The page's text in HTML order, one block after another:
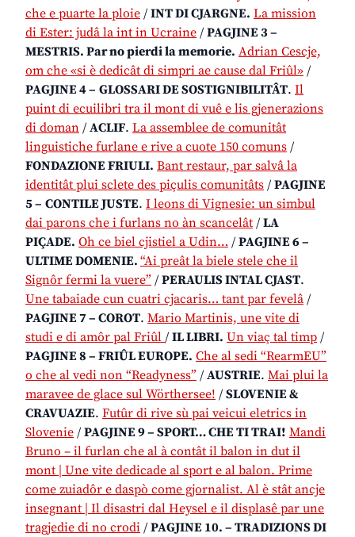
che e puarte la ploie / INT DI CJARGNE. La mission
di Ester: judâ la int in Ucraine / PAGJINE 3 –
MESTRIS. Par no pierdi la memorie. Adrian Cescje,
om che «si è dedicât di simpri ae cause dal Friûl» /
PAGJINE 4 – GLOSSARI DE SOSTIGNIBILITÂT. Il
puint di ecuilibri tra il mont di vuê e lis gjenerazions
di doman / ACLIF. La assemblee de comunitât
linguistiche furlane e rive a cuote 150 comuns /
FONDAZIONE FRIULI. Bant restaur, par salvâ la
identitât plui sclete des piçulis comunitâts / PAGJINE
5 – CONTILE JUSTE. I leons di Vignesie: un simbul
dai parons che i furlans no àn scancelât / LA
PIÇADE. Oh ce biel cjistiel a Udin… / PAGJINE 6 –
ULTIME DOMENIE. “Ai preât la biele stele che il
Signôr fermi la vuere” / PERAULIS INTAL CJAST.
Une tabaiade cun cuatri cjacaris… tant par fevelâ /
PAGJINE 7 – COROT. Mario Martinis, une vite di
studi e di amôr pal Friûl / IL LIBRI. Un viaç tal timp /
PAGJINE 8 – FRIÛL EUROPE. Che al sedi “RearmEU”
o che al vedi non “Readyness” / AUSTRIE. Mai plui la
maravee de glace sul Wörthersee! / SLOVENIE &
CRAVUAZIE. Futûr di rive sù pai veicui eletrics in
Slovenie / PAGJINE 9 – SPORT… CHE TI TRAI! Mandi
Bruno – il furlan che al à contât il balon in dut il
mont | Une vite dedicade al sport e al balon. Prime
come zuiadôr e daspò come gjornalist. Al è stât ancje
insegnant | Il disastri dal Heysel e il displasê par une
tragjedie di no crodi / PAGJINE 10. – TRADIZIONS DI